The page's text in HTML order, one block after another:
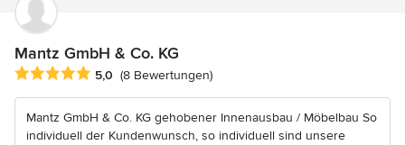
Mantz GmbH & Co. KG
Durchschnittliche Bewertung: 5 von 5 Sternen
5,0 (8 Bewertungen)
Mantz GmbH & Co. KG gehobener Innenausbau / Möbelbau So
individuell der Kundenwunsch, so individuell sind unsere